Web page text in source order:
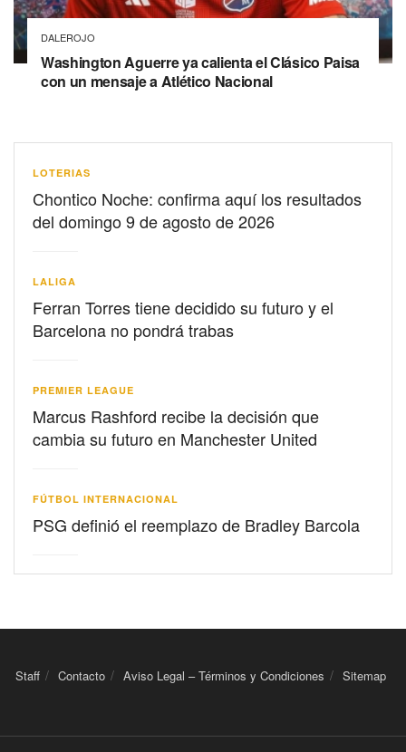
DALEROJO
Washington Aguerre ya calienta el Clásico Paisa
con un mensaje a Atlético Nacional
LOTERIAS
Chontico Noche: confirma aquí los resultados
del domingo 9 de agosto de 2026
LALIGA
Ferran Torres tiene decidido su futuro y el
Barcelona no pondrá trabas
PREMIER LEAGUE
Marcus Rashford recibe la decisión que
cambia su futuro en Manchester United
FÚTBOL INTERNACIONAL
PSG definió el reemplazo de Bradley Barcola
Staff Contacto Aviso Legal – Términos y Condiciones Sitemap